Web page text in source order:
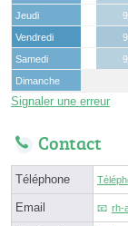
Jeudi
Vendredi
Samedi
Dimanche
Signaler une erreur
Contact
Téléphone
Email rh-